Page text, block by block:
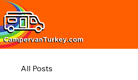
All Posts